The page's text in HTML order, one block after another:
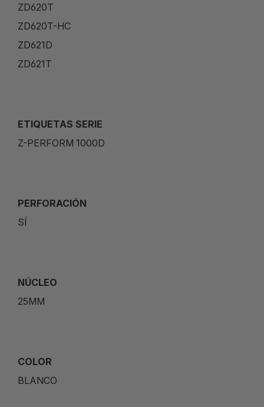
ZD620T
ZD620T-HC
ZD621D
ZD621T
ETIQUETAS SERIE
Z-PERFORM 1000D
PERFORACIÓN
SÍ
NÚCLEO
25MM
COLOR
BLANCO